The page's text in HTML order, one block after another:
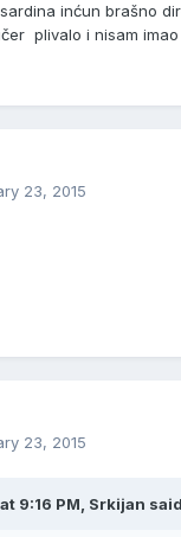
inćun brašno
plivalo i nisam
23, 2015
23, 2015
9:16 PM, Srkijan